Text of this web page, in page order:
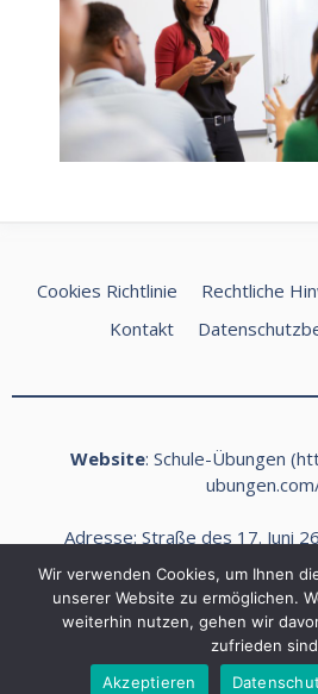
Cookies Richtlinie Rechtliche
Kontakt
Website: Schule-Übungen (
Adresse: Straße des 17. Juni
Deutschland
E-Mail: kontakt@schule-
Telefon: +49 (0) 40 468989
2026 Schule
Wir verwenden Cookies, um Ihnen
unserer Website zu ermöglichen.
weiterhin nutzen, gehen wir
zufrieden
Akzeptieren